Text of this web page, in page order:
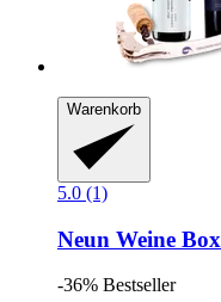
Warenkorb
5.0 (1)
Neun Weine Box
-36% Bestseller